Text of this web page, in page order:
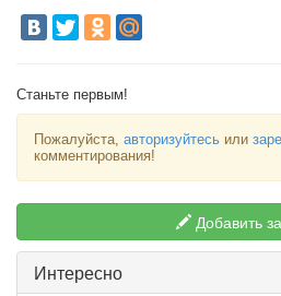
Станьте первым!
Пожалуйста, авторизуйтесь или
комментирования!
Добавить
Интересно